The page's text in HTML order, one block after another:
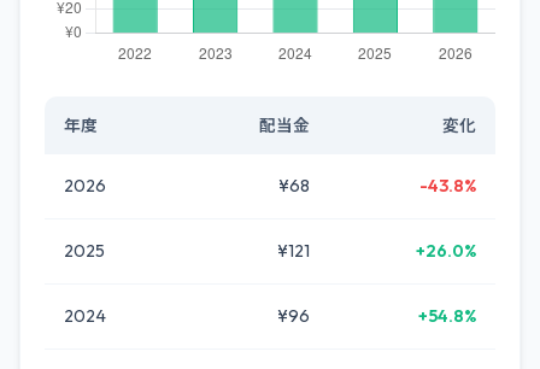
年度 配当金 変化
2026 ¥68 -43.8%
2025 ¥121 +26.0%
2024 ¥96 +54.8%